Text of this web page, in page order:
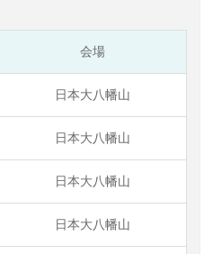
会場
日本大八幡山
日本大八幡山
日本大八幡山
日本大八幡山